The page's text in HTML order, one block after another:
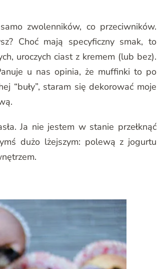
zwolenników, co przeciwników.
Choć mają specyficzny smak, to
uroczych ciast z kremem (lub bez).
u nas opinia, że muffinki to po
“buły”, staram się dekorować moje
Ja nie jestem w stanie przełknąć
dużo lżejszym: polewą z jogurtu